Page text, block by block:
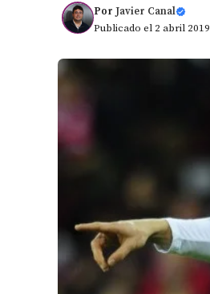
Por Javier Canal
Publicado el 2 abril